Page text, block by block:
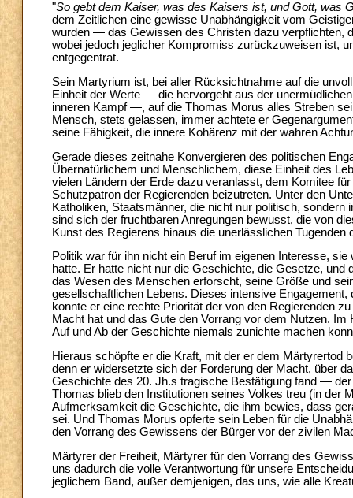
"So gebt dem Kaiser, was des Kaisers ist, und Gott, was
dem Zeitlichen eine gewisse Unabhängigkeit vom
wurden — das Gewissen des Christen dazu verpflichten,
wobei jedoch jeglicher Kompromiss zurückzuweisen ist,
entgegentrat.
Sein Martyrium ist, bei aller Rücksichtnahme auf die
Einheit der Werte — die hervorgeht aus der
inneren Kampf —, auf die Thomas Morus alles Streben
Mensch, stets gelassen, immer achtete er
seine Fähigkeit, die innere Kohärenz mit der wahren
Gerade dieses zeitnahe Konvergieren des politischen
Übernatürlichem und Menschlichem, diese Einheit des
vielen Ländern der Erde dazu veranlasst, dem Komitee
Schutzpatron der Regierenden beizutreten. Unter den
Katholiken, Staatsmänner, die nicht nur politisch,
sind sich der fruchtbaren Anregungen bewusst, die von
Kunst des Regierens hinaus die unerlässlichen
Politik war für ihn nicht ein Beruf im eigenen Interesse,
hatte. Er hatte nicht nur die Geschichte, die Gesetze,
das Wesen des Menschen erforscht, seine Größe und
gesellschaftlichen Lebens. Dieses intensive
konnte er eine rechte Priorität der von den Regierenden
Macht hat und das Gute den Vorrang vor dem Nutzen.
Auf und Ab der Geschichte niemals zunichte machen
Hieraus schöpfte er die Kraft, mit der er dem Märtyrertod
denn er widersetzte sich der Forderung der Macht, über
Geschichte des 20. Jh.s tragische Bestätigung fand —
Thomas blieb den Institutionen seines Volkes treu (in der
Aufmerksamkeit die Geschichte, die ihm bewies, dass
sei. Und Thomas Morus opferte sein Leben für die
den Vorrang des Gewissens der Bürger vor der zivilen
Märtyrer der Freiheit, Märtyrer für den Vorrang des
uns dadurch die volle Verantwortung für unsere
jeglichem Band, außer demjenigen, das uns, wie alle